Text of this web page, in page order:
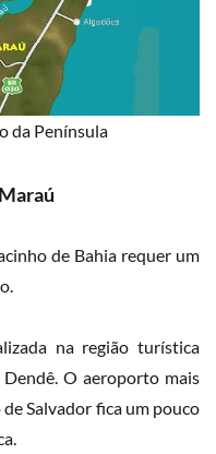
da Península
de Bahia requer um
na região turística
O aeroporto mais
Salvador fica um pouco